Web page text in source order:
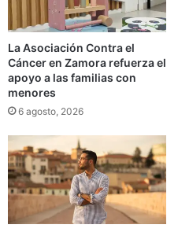
La Asociación Contra el
Cáncer en Zamora refuerza el
apoyo a las familias con
menores
6 agosto, 2026